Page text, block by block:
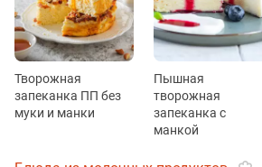
Творожная
запеканка ПП без
муки и манки
Пышная
творожная
запеканка с
манкой